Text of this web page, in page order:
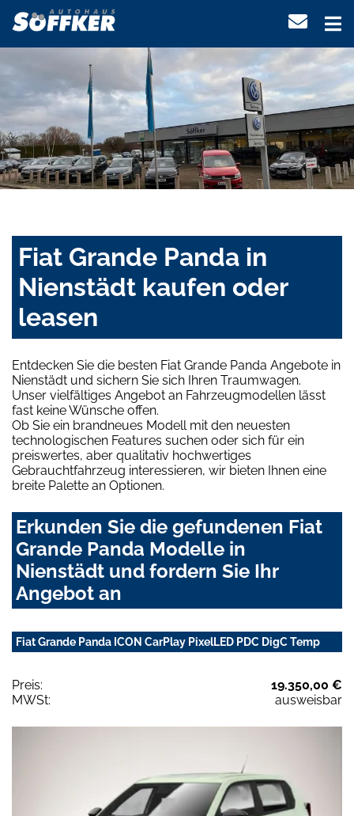
Fiat Grande Panda in
Nienstädt kaufen oder
leasen
Entdecken Sie die besten Fiat Grande Panda Angebote in
Nienstädt und sichern Sie sich Ihren Traumwagen.
Unser vielfältiges Angebot an Fahrzeugmodellen lässt
fast keine Wünsche offen.
Ob Sie ein brandneues Modell mit den neuesten
technologischen Features suchen oder sich für ein
preiswertes, aber qualitativ hochwertiges
Gebrauchtfahrzeug interessieren, wir bieten Ihnen eine
breite Palette an Optionen.
Erkunden Sie die gefundenen Fiat
Grande Panda Modelle in
Nienstädt und fordern Sie Ihr
Angebot an
Fiat Grande Panda ICON CarPlay PixelLED PDC DigC Temp
Preis:
19.350,00 €
MWSt:
ausweisbar